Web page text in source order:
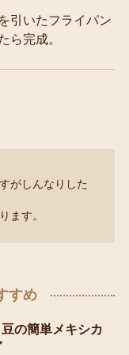
引いたフライパン
ら完成。
がしんなりした
ます。
すめ
の簡単メキシカ